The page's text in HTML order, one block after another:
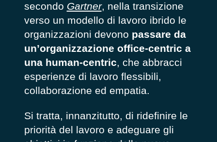
secondo Gartner, nella transizione
verso un modello di lavoro ibrido le
organizzazioni devono passare da
un’organizzazione office-centric a
una human-centric, che abbracci
esperienze di lavoro flessibili,
collaborazione ed empatia.
Si tratta, innanzitutto, di ridefinire le
priorità del lavoro e adeguare gli